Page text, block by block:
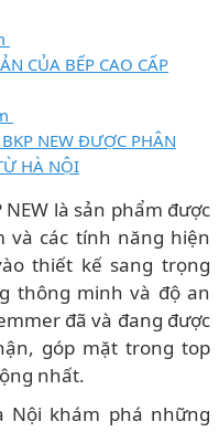
CỦA BẾP CAO CẤP
NEW ĐƯỢC PHÂN
HÀ NỘI
NEW là sản phẩm được
và các tính năng hiện
thiết kế sang trọng
thông minh và độ an
đã và đang được
góp mặt trong top
nhất.
Nội khám phá những